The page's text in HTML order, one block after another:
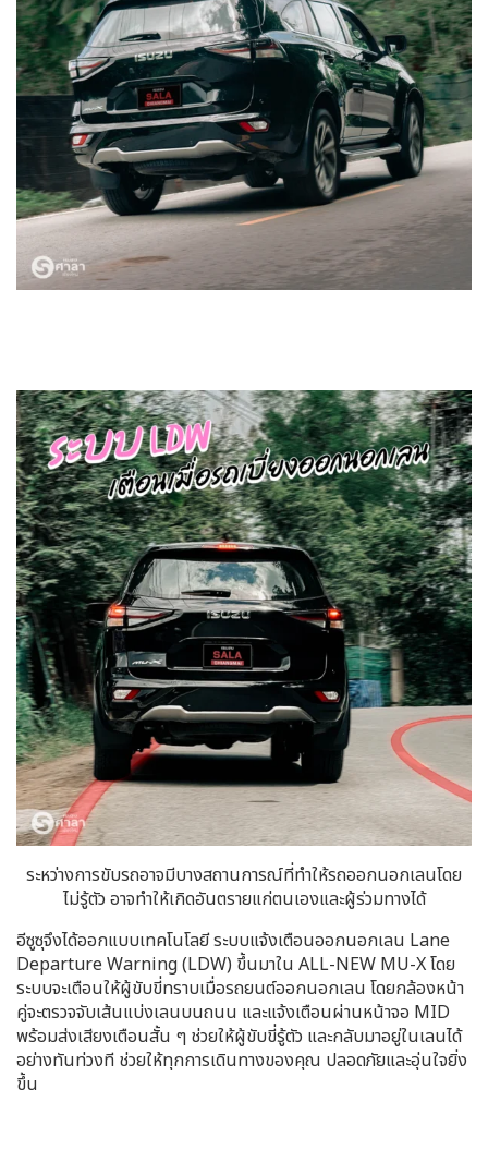
ระหว่างการขับรถอาจมีบางสถานการณ์ที่ทำให้รถออกนอกเลนโดย
ไม่รู้ตัว อาจทำให้เกิดอันตรายแก่ตนเองและผู้ร่วมทางได้
อีซูซุจึงได้ออกแบบเทคโนโลยี ระบบแจ้งเตือนออกนอกเลน Lane
Departure Warning (LDW) ขึ้นมาใน ALL-NEW MU-X โดย
ระบบจะเตือนให้ผู้ขับขี่ทราบเมื่อรถยนต์ออกนอกเลน โดยกล้องหน้า
คู่จะตรวจจับเส้นแบ่งเลนบนถนน และแจ้งเตือนผ่านหน้าจอ MID
พร้อมส่งเสียงเตือนสั้น ๆ ช่วยให้ผู้ขับขี่รู้ตัว และกลับมาอยู่ในเลนได้
อย่างทันท่วงที ช่วยให้ทุกการเดินทางของคุณ ปลอดภัยและอุ่นใจยิ่ง
ขึ้น